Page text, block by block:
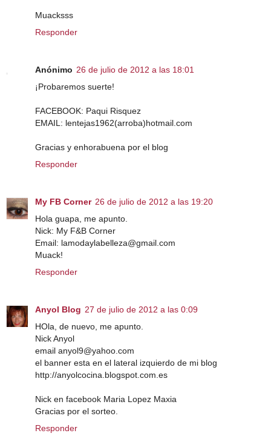
Muacksss
Responder
Anónimo 26 de julio de 2012 a las 18:01
¡Probaremos suerte!
FACEBOOK: Paqui Risquez
EMAIL: lentejas1962(arroba)hotmail.com
Gracias y enhorabuena por el blog
Responder
My FB Corner 26 de julio de 2012 a las 19:20
Hola guapa, me apunto.
Nick: My F&B Corner
Email: lamodaylabelleza@gmail.com
Muack!
Responder
Anyol Blog 27 de julio de 2012 a las 0:09
HOla, de nuevo, me apunto.
Nick Anyol
email anyol9@yahoo.com
el banner esta en el lateral izquierdo de mi blog
http://anyolcocina.blogspot.com.es
Nick en facebook Maria Lopez Maxia
Gracias por el sorteo.
Responder